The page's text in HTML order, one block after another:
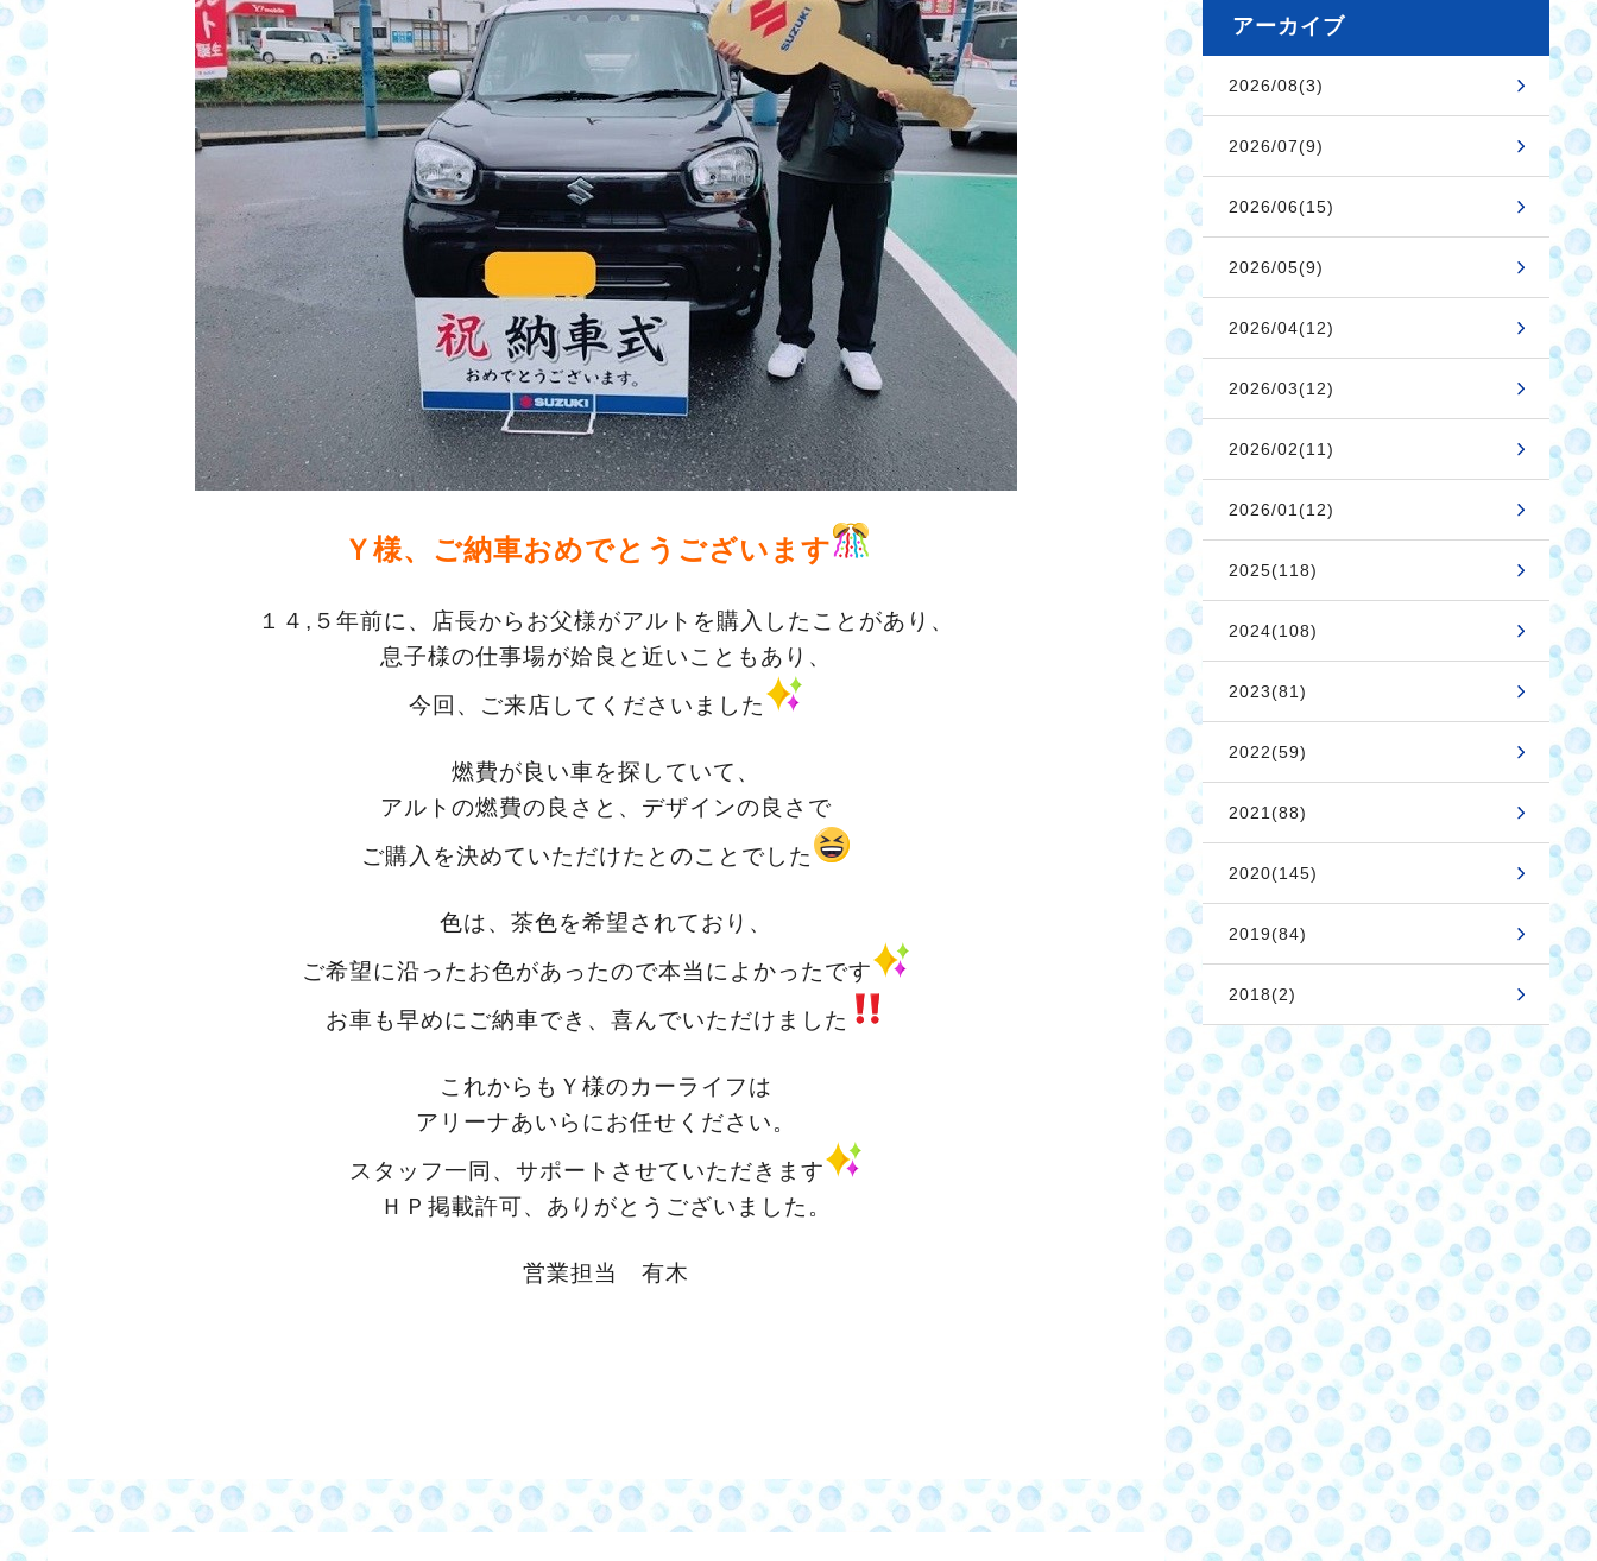
Ｙ様、ご納車おめでとうございます
１４,５年前に、店長からお父様がアルトを購入したことがあり、
息子様の仕事場が姶良と近いこともあり、
今回、ご来店してくださいました
燃費が良い車を探していて、
アルトの燃費の良さと、デザインの良さで
ご購入を決めていただけたとのことでした
色は、茶色を希望されており、
ご希望に沿ったお色があったので本当によかったです
お車も早めにご納車でき、喜んでいただけました
これからもＹ様のカーライフは
アリーナあいらにお任せください。
スタッフ一同、サポートさせていただきます
ＨＰ掲載許可、ありがとうございました。
営業担当 有木
アーカイブ
2026/08(3)
2026/07(9)
2026/06(15)
2026/05(9)
2026/04(12)
2026/03(12)
2026/02(11)
2026/01(12)
2025(118)
2024(108)
2023(81)
2022(59)
2021(88)
2020(145)
2019(84)
2018(2)